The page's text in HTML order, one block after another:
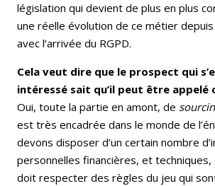
législation qui devient de plus en plus
une réelle évolution de ce métier
avec l’arrivée du RGPD.
Cela veut dire que le prospect qui
intéressé sait qu’il peut être appelé
Oui, toute la partie en amont, de
est très encadrée dans le monde de
devons disposer d’un certain nombre
personnelles financières, et techniques,
doit respecter des règles du jeu qui